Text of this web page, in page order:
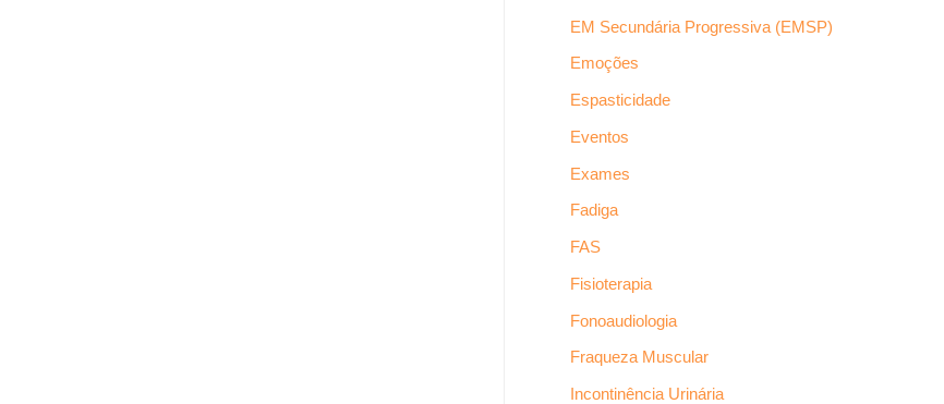
EM Secundária Progressiva (EMSP)
Emoções
Espasticidade
Eventos
Exames
Fadiga
FAS
Fisioterapia
Fonoaudiologia
Fraqueza Muscular
Incontinência Urinária